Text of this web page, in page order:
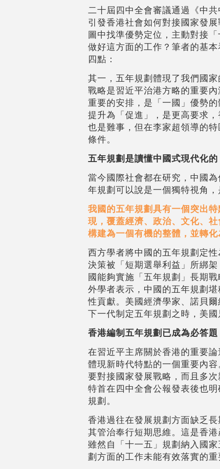
二十屆四中全會審議通過《中
引發香港社會如何對接國家發
圖中找準優勢定位，主動對接
做好這方面的工作？筆者的基
四點：
其一，五年規劃體現了我們國
戰略是習近平治港方略的重要
重要的安排，是「一國」優勢
提升為「促進」，是更高要求
也是難事，但在李家超領導的
條件。
五年規劃是讀懂中國式現代化的
當今國際社會都在研究，中國
年規劃可以說是一個獨特視角
我國的五年規劃具有一個突出
現，覆蓋經濟、政治、文化、
構建為一個有機的整體，並轉
西方學者將中國的五年規劃定
決策被「短期選舉利益」所綁
國能夠實施「五年規劃」長期
外學者表示，中國的五年規劃
性貢獻。美國經濟學家、諾貝
下一代制定五年規劃之時，美
香港編制五年規劃已成為必答題
在習近平主席關於香港的重要
體現新時代特點的一個重要內
要對接國家發展戰略，而且多
特首在四中全會公報發表後也
規劃。
香港過往在發展規劃方面缺乏
其管治奉行短期思維。這是香
雖然自「十一五」規劃納入國
劃方面的工作未能有效落實的重